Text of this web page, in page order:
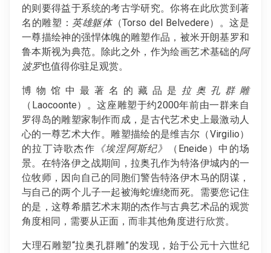
的则要得益于系统的考古学研究。你将在此欣赏到著
名的雕塑： 英雄躯体（Torso del Belvedere）。这是
一尊描绘神的强悍体魄的雕塑作品，被米开朗基罗和
鲁本斯视为典范。除此之外，作为绘画艺术基础的阿
波罗也值得你驻足观赏。
博物馆中最著名的藏品是 拉奥孔群雕
（Laocoonte）。这座雕塑于约2000年前由一群来自
罗得岛的雕塑家制作而成，是古代艺术史上最激动人
心的一尊艺术大作。雕塑描绘的是维吉尔（Virgilio）
的拉丁诗歌杰作 《埃涅阿斯纪》
（Eneide）中的场
景。在特洛伊之战期间，拉奥孔作为特洛伊城内的一
位牧师，因向自己的同胞们警告特洛伊木马的阴谋，
与自己的两个儿子一起被海蛇缠绕而死。需要您记住
的是，这尊希腊艺术末期的杰作与古典艺术品的观赏
角度相同，需要从正面，而非其他角度进行欣赏。
大理石雕塑“拉奥孔群雕”的发现，始于公元十六世纪